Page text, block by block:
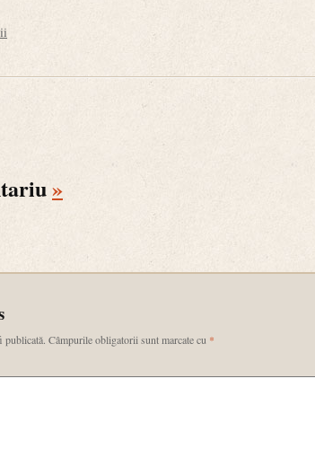
»
publicată. Câmpurile obligatorii sunt marcate cu *